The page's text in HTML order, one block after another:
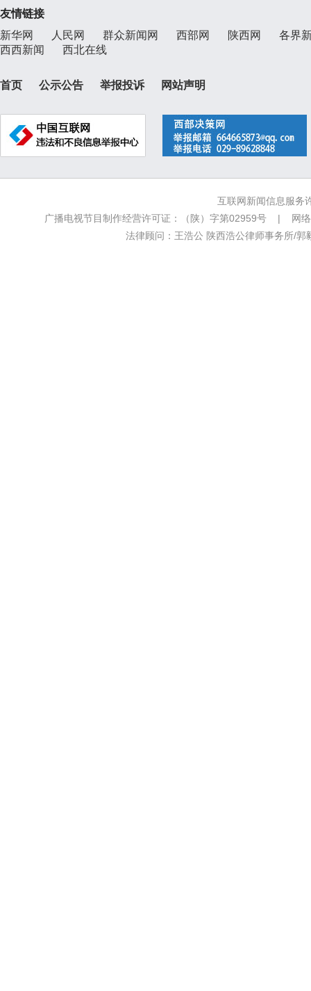
友情链接
新华网
人民网 群众新闻网 西部网 陕西网
各界
西西新闻
西北在线
首页 公示公告 举报投诉 网站声明
互联网新闻信息服
广播电视节目制作经营许可证：（陕）字第02959号 |
法律顾问：王浩公 陕西浩公律师事务